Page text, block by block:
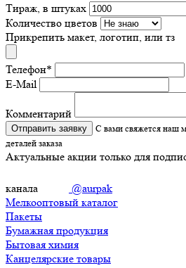
Тираж, в штуках
Количество цветов
Прикрепить макет, логотип, или тз
Телефон*
E-Mail
Комментарий
Отправить заявку
С вами свяжется наш
деталей заказа
Актуальные акции только для
канала
@aurpak
Мелкооптовый каталог
Пакеты
Бумажная продукция
Бытовая химия
Канцелярские товары